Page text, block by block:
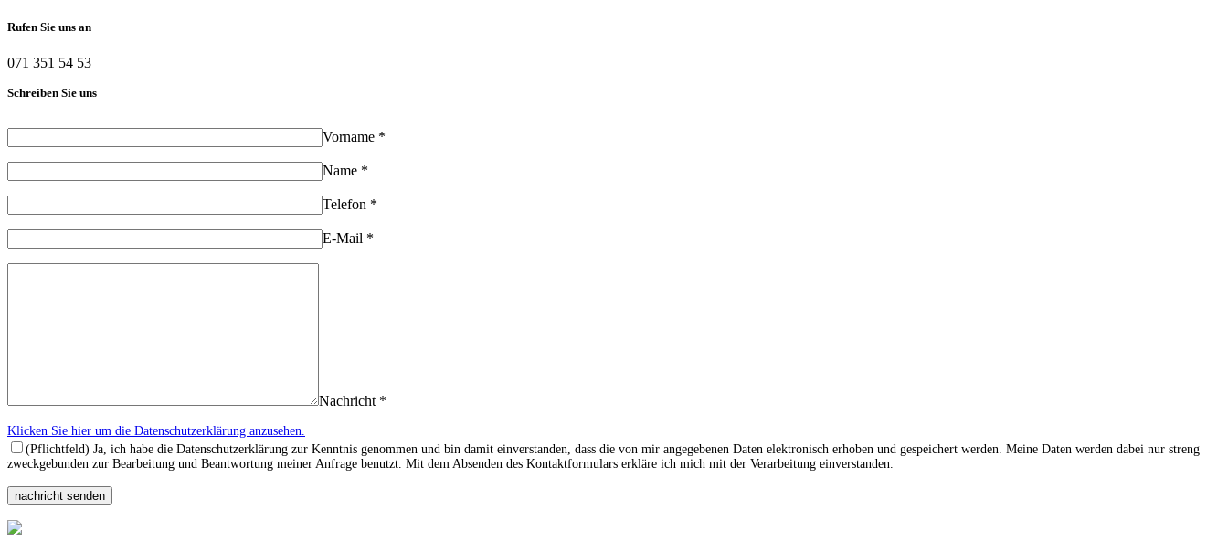
Rufen Sie uns an
071 351 54 53
Schreiben Sie uns
Vorname *
Name *
Telefon *
E-Mail *
Nachricht *
Klicken Sie hier um die Datenschutzerklärung anzusehen.
(Pflichtfeld) Ja, ich habe die Datenschutzerklärung zur Kenntnis genommen und bin damit einverstanden, dass die von mir angegebenen Daten elektronisch erhoben und gespeichert werden. Meine Daten werden dabei nur streng
zweckgebunden zur Bearbeitung und Beantwortung meiner Anfrage benutzt. Mit dem Absenden des Kontaktformulars erkläre ich mich mit der Verarbeitung einverstanden.